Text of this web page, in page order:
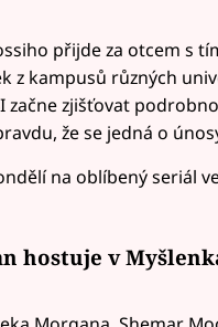
přijde za otcem s
z kampusů různých
začne zjišťovat
že se jedná o
na oblíbený seriál
hostuje v